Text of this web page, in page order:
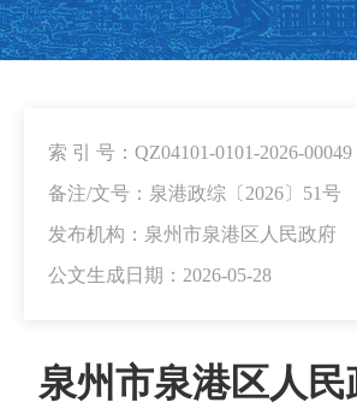
索 引 号：QZ04101-0101-2026-00049
备注/文号：泉港政综〔2026〕51号
发布机构：泉州市泉港区人民政府
公文生成日期：2026-05-28
泉州市泉港区人